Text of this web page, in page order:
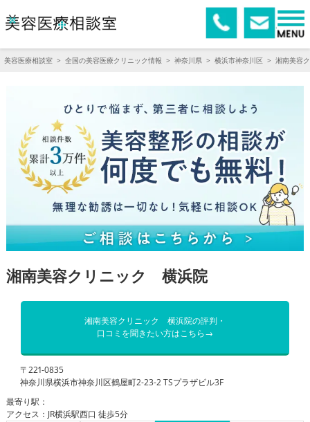
美容医療相談室 > 全国の美容医療クリニック情報 > 神奈川県 > 横浜市神奈川区 > 湘南美容
湘南美容クリニック 横浜院
湘南美容クリニック 横浜院の評判・
口コミを聞きたい方はこちら→
〒221-0835
神奈川県横浜市神奈川区鶴屋町2-23-2 TSプラザビル3F
最寄り駅：
アクセス：JR横浜駅西口 徒歩5分